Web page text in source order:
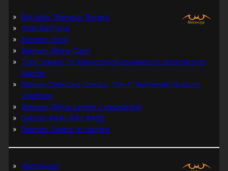
Bat-Man: Pierwszy Rycerz
Grób Batmana
Batman: Hush
Batman: Wojna Cieni
Tuzy Jokera: 13 klasycznych opowieści o zbrodniczym
klaunie
Batman Detective Comics, Tom 1: Gothamski Nokturn:
Uwertura
Batman: Wojna żartów z zagadkami
Batman #445-447, #480
Batman: Śmierć w rodzinie
Wątpliwość